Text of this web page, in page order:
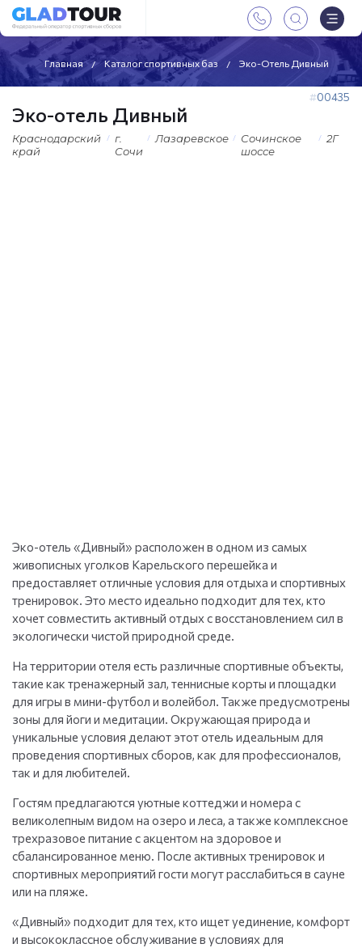
Главная Каталог спортивных баз Эко-Отель Дивный
00435
Эко-отель Дивный
Краснодарский
край
г.
Сочи
Лазаревское
Сочинское
шоссе
2Г
Эко-отель «Дивный» расположен в одном из самых
живописных уголков Карельского перешейка и
предоставляет отличные условия для отдыха и спортивных
тренировок. Это место идеально подходит для тех, кто
хочет совместить активный отдых с восстановлением сил в
экологически чистой природной среде.
На территории отеля есть различные спортивные объекты,
такие как тренажерный зал, теннисные корты и площадки
для игры в мини-футбол и волейбол. Также предусмотрены
зоны для йоги и медитации. Окружающая природа и
уникальные условия делают этот отель идеальным для
проведения спортивных сборов, как для профессионалов,
так и для любителей.
Гостям предлагаются уютные коттеджи и номера с
великолепным видом на озеро и леса, а также комплексное
трехразовое питание с акцентом на здоровое и
сбалансированное меню. После активных тренировок и
спортивных мероприятий гости могут расслабиться в сауне
или на пляже.
«Дивный» подходит для тех, кто ищет уединение, комфорт
и высококлассное обслуживание в условиях для